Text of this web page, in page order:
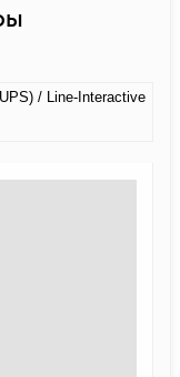
/ Line-Interactive